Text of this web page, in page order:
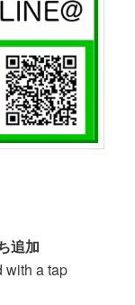
追加
with a tap